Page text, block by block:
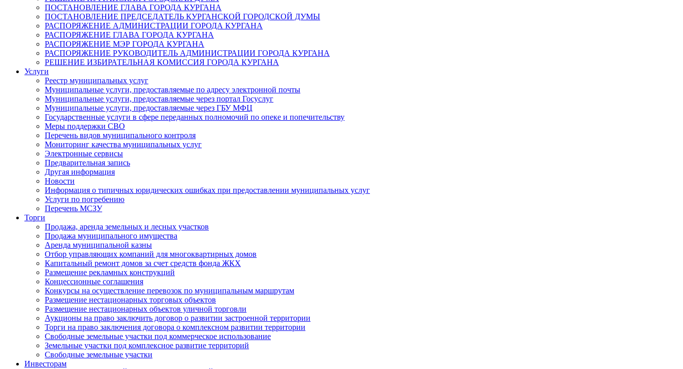
ПОСТАНОВЛЕНИЕ ГЛАВА ГОРОДА КУРГАНА
ПОСТАНОВЛЕНИЕ ПРЕДСЕДАТЕЛЬ КУРГАНСКОЙ ГОРОДСКОЙ ДУМЫ
РАСПОРЯЖЕНИЕ АДМИНИСТРАЦИИ ГОРОДА КУРГАНА
РАСПОРЯЖЕНИЕ ГЛАВА ГОРОДА КУРГАНА
РАСПОРЯЖЕНИЕ МЭР ГОРОДА КУРГАНА
РАСПОРЯЖЕНИЕ РУКОВОДИТЕЛЬ АДМИНИСТРАЦИИ ГОРОДА КУРГАНА
РЕШЕНИЕ ИЗБИРАТЕЛЬНАЯ КОМИССИЯ ГОРОДА КУРГАНА
Услуги
Реестр муниципальных услуг
Муниципальные услуги, предоставляемые по адресу электронной почты
Муниципальные услуги, предоставляемые через портал Госуслуг
Муниципальные услуги, предоставляемые через ГБУ МФЦ
Государственные услуги в сфере переданных полномочий по опеке и попечительству
Меры поддержки СВО
Перечень видов муниципального контроля
Мониторинг качества муниципальных услуг
Электронные сервисы
Предварительная запись
Другая информация
Новости
Информация о типичных юридических ошибках при предоставлении муниципальных услуг
Услуги по погребению
Перечень МСЗУ
Торги
Продажа, аренда земельных и лесных участков
Продажа муниципального имущества
Аренда муниципальной казны
Отбор управляющих компаний для многоквартирных домов
Капитальный ремонт домов за счет средств фонда ЖКХ
Размещение рекламных конструкций
Концессионные соглашения
Конкурсы на осуществление перевозок по муниципальным маршрутам
Размещение нестационарных торговых объектов
Размещение нестационарных объектов уличной торговли
Аукционы на право заключить договор о развитии застроенной территории
Торги на право заключения договора о комплексном развитии территории
Свободные земельные участки под коммерческое использование
Земельные участки под комплексное развитие территорий
Свободные земельные участки
Инвесторам